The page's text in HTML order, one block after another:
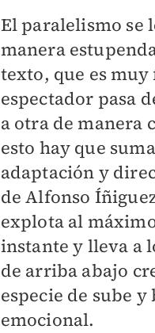
El paralelismo se
manera
texto, que es
espectador pasa
a otra de manera
esto hay que
adaptación y
de Alfonso
explota al
instante y lleva a
de arriba abajo
especie de sube
emocional.